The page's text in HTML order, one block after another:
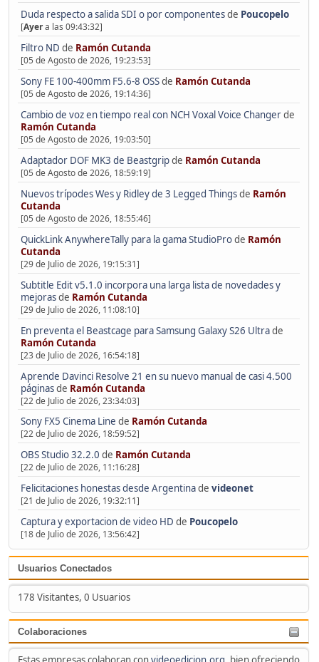
Duda respecto a salida SDI o por componentesde Poucopelo
[Ayera las 09:43:32]
Filtro ND de Ramón Cutanda
[05 de Agosto de 2026, 19:23:53]
Sony FE 100-400mm F5.6-8 OSSde Ramón Cutanda
[05 de Agosto de 2026, 19:14:36]
Cambio de voz en tiempo real con NCH Voxal Voice Changerde
Ramón Cutanda
[05 de Agosto de 2026, 19:03:50]
Adaptador DOF MK3 de Beastgripde Ramón Cutanda
[05 de Agosto de 2026, 18:59:19]
Nuevos trípodes Wes y Ridley de 3 Legged Thingsde Ramón
Cutanda
[05 de Agosto de 2026, 18:55:46]
QuickLink AnywhereTally para la gama StudioProde Ramón
Cutanda
[29 de Julio de 2026, 19:15:31]
Subtitle Edit v5.1.0 incorpora una larga lista de novedades y
mejorasde Ramón Cutanda
[29 de Julio de 2026, 11:08:10]
En preventa el Beastcage para Samsung Galaxy S26 Ultrade
Ramón Cutanda
[23 de Julio de 2026, 16:54:18]
Aprende Davinci Resolve 21 en su nuevo manual de casi 4.500
páginasde Ramón Cutanda
[22 de Julio de 2026, 23:34:03]
Sony FX5 Cinema Line de Ramón Cutanda
[22 de Julio de 2026, 18:59:52]
OBS Studio 32.2.0 de Ramón Cutanda
[22 de Julio de 2026, 11:16:28]
Felicitaciones honestas desde Argentinade videonet
[21 de Julio de 2026, 19:32:11]
Captura y exportacion de video HD de Poucopelo
[18 de Julio de 2026, 13:56:42]
Usuarios Conectados
178 Visitantes, 0 Usuarios
Colaboraciones